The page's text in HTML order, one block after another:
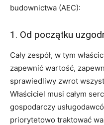
budownictwa (AEC):
1. Od początku
Cały zespół, w tym
zapewnić wartość,
sprawiedliwy zwrot
Właściciel musi całym
gospodarczy
priorytetowo traktować